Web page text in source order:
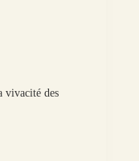
vivacité des